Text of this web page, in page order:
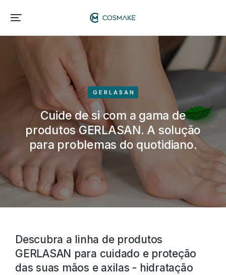
GERLASAN
Cuide de si com a gama de
produtos GERLASAN. A solução
para problemas do quotidiano.
Descubra a linha de produtos
GERLASAN para cuidado e proteção
das suas mãos e axilas - hidratação